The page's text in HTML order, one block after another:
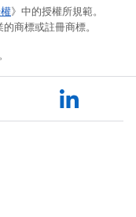
》中的授權所規範。
商標或註冊商標。